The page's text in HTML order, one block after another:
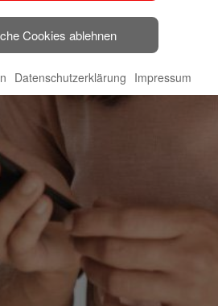
Cookies ablehnen
Datenschutzerklärung Impressum